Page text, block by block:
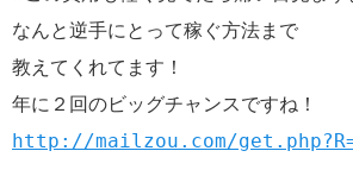
なんと逆手にとって稼ぐ方法まで
教えてくれてます！
年に２回のビッグチャンスですね！
http://mailzou.com/